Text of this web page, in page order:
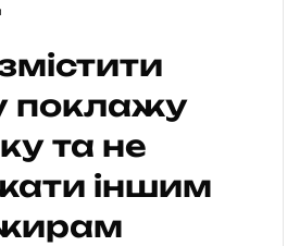
поклажу
та не
іншим